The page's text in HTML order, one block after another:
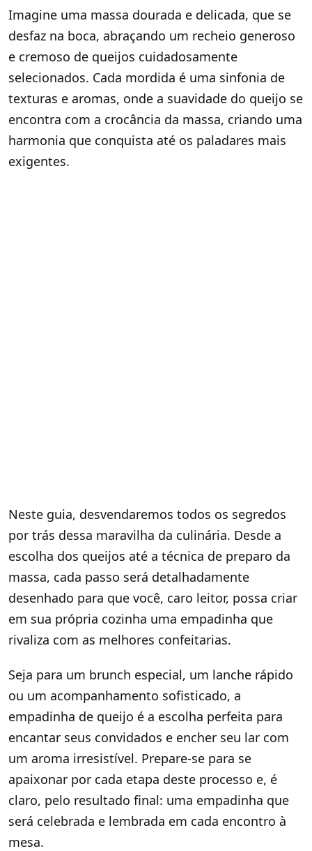
Imagine uma massa dourada e delicada, que se
desfaz na boca, abraçando um recheio generoso
e cremoso de queijos cuidadosamente
selecionados. Cada mordida é uma sinfonia de
texturas e aromas, onde a suavidade do queijo se
encontra com a crocância da massa, criando uma
harmonia que conquista até os paladares mais
exigentes.
Neste guia, desvendaremos todos os segredos
por trás dessa maravilha da culinária. Desde a
escolha dos queijos até a técnica de preparo da
massa, cada passo será detalhadamente
desenhado para que você, caro leitor, possa criar
em sua própria cozinha uma empadinha que
rivaliza com as melhores confeitarias.
Seja para um brunch especial, um lanche rápido
ou um acompanhamento sofisticado, a
empadinha de queijo é a escolha perfeita para
encantar seus convidados e encher seu lar com
um aroma irresistível. Prepare-se para se
apaixonar por cada etapa deste processo e, é
claro, pelo resultado final: uma empadinha que
será celebrada e lembrada em cada encontro à
mesa.